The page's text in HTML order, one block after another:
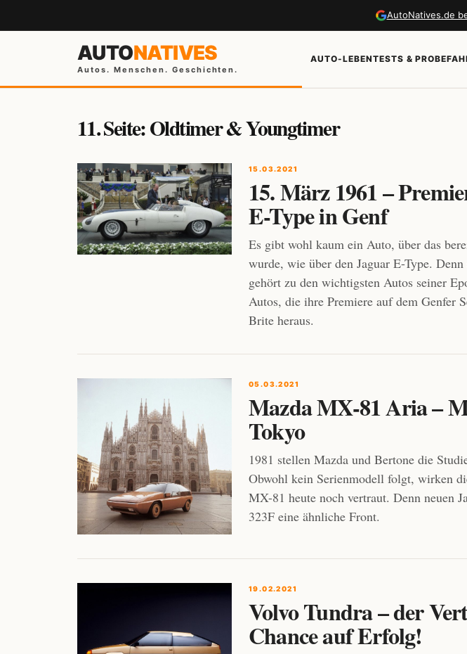
AutoNatives.de
AUTONATIVES
Autos. Menschen. Geschichten.
AUTO-LEBENTESTS &
11. Seite: Oldtimer & Youngtimer
15.03.2021
15. März 1961 –
E-Type in Genf
Es gibt wohl kaum ein Auto, über das
wurde, wie über den Jaguar E-Type.
gehört zu den wichtigsten Autos seiner
Autos, die ihre Premiere auf dem Genfer
Brite heraus.
05.03.2021
Mazda MX-81 Aria –
Tokyo
1981 stellen Mazda und Bertone die
Obwohl kein Serienmodell folgt, wirken
MX-81 heute noch vertraut. Denn neuen
323F eine ähnliche Front.
19.02.2021
Volvo Tundra – der
Chance auf Erfolg!